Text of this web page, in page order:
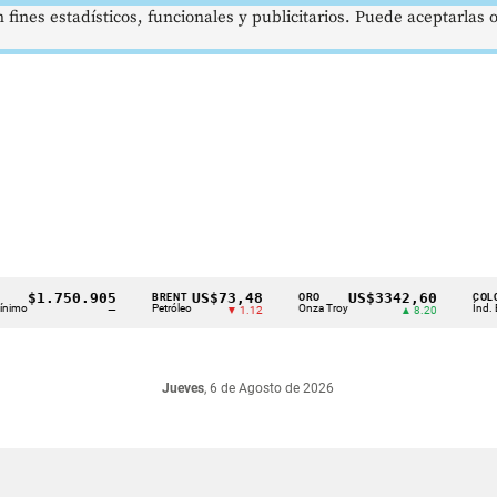
$1.750.905 BRENT
Petróleo
US$73,48
▼ 1.12 Onza Troy
US$3342,60
▲ 8.20
COLCAP
Índ.
Jueves, 6 de Agosto de 2026
estadísticos, funcionales y publicitarios. Puede aceptarlas